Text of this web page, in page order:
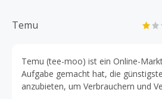
Temu
Temu (tee-moo) ist ein Online-
Aufgabe gemacht hat, die
anzubieten, um Verbrauchern und